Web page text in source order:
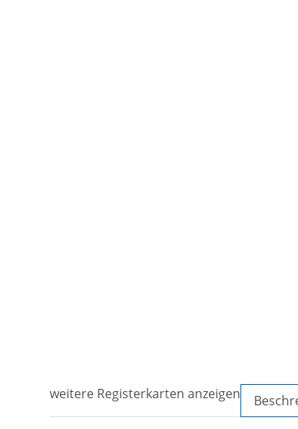
weitere Registerkarten anzeigen